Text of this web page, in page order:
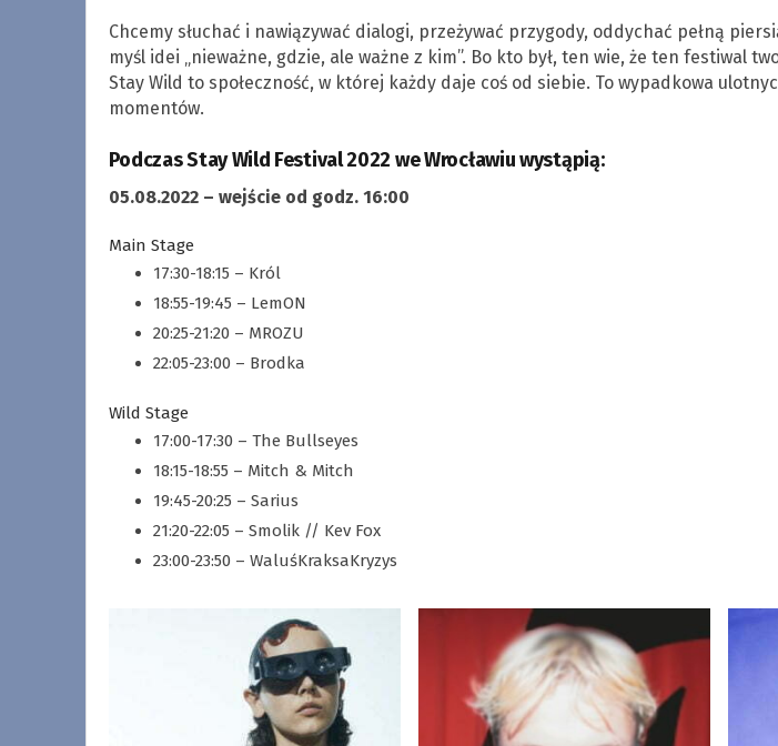
Chcemy słuchać i nawiązywać dialogi, przeżywać przygody, oddychać pełną
myśl idei „nieważne, gdzie, ale ważne z kim”. Bo kto był, ten wie, że ten festiwal
Stay Wild to społeczność, w której każdy daje coś od siebie. To wypadkowa
momentów.
Podczas Stay Wild Festival 2022 we Wrocławiu wystąpią:
05.08.2022 – wejście od godz. 16:00
Main Stage
17:30-18:15 – Król
18:55-19:45 – LemON
20:25-21:20 – MROZU
22:05-23:00 – Brodka
Wild Stage
17:00-17:30 – The Bullseyes
18:15-18:55 – Mitch & Mitch
19:45-20:25 – Sarius
21:20-22:05 – Smolik // Kev Fox
23:00-23:50 – WaluśKraksaKryzys